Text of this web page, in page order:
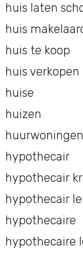
huis laten
huis
huis te koop
huis verkopen
huise
huizen
huurwoningen
hypothecair
hypothecair
hypothecair
hypothecaire
hypothecaire